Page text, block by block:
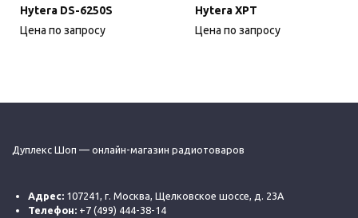
Hytera DS-6250S
Цена по запросу
Hytera XPT
Цена по запросу
Дуплекс Шоп — онлайн-магазин радиотоваров
Адрес: 107241, г. Москва, Щелковское шоссе, д. 23А
Телефон: +7 (499) 444-38-14